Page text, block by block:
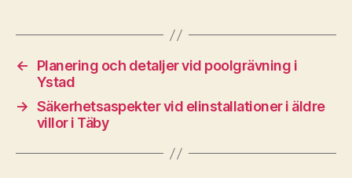
←
Planering och detaljer vid poolgrävning i
Ystad
→ Säkerhetsaspekter vid elinstallationer i äldre
villor i Täby